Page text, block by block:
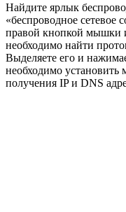
Найдите ярлык
«беспроводное сетевое
правой кнопкой мышки
необходимо найти
Выделяете его и
необходимо установить
получения IP и DNS